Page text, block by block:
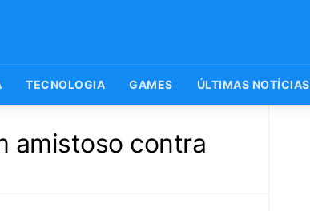
TECNOLOGIA GAMES ÚLTIMAS NOTÍCIAS
amistoso contra